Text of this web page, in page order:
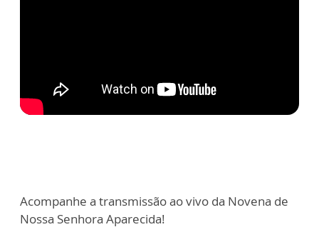
Acompanhe a transmissão ao vivo da Novena de
Nossa Senhora Aparecida!